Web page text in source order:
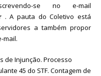
se no e-mail
. A pauta do Coletivo está
a também propor
mail.
de Injunção. Processo
45 do STF. Contagem de